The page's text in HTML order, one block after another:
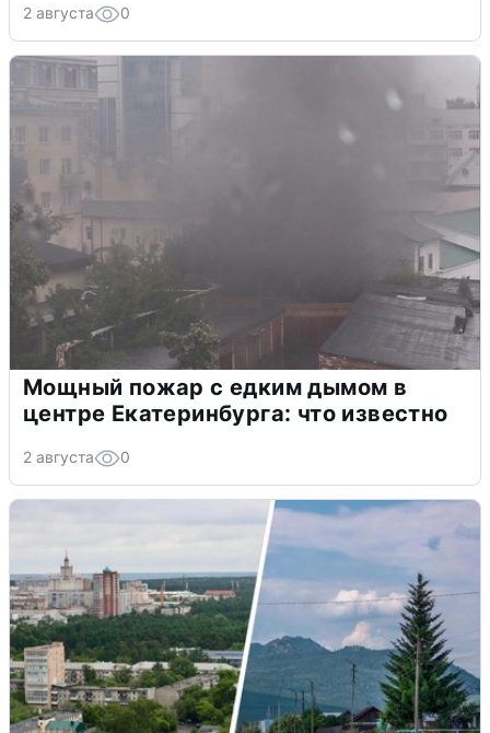
2 августа 0
Мощный пожар с едким дымом в
центре Екатеринбурга: что известно
2 августа 0